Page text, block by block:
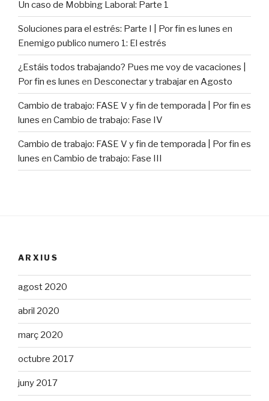
Un caso de Mobbing Laboral: Parte 1
Soluciones para el estrés: Parte I | Por fin es lunes en
Enemigo publico numero 1: El estrés
¿Estáis todos trabajando? Pues me voy de vacaciones |
Por fin es lunes en Desconectar y trabajar en Agosto
Cambio de trabajo: FASE V y fin de temporada | Por fin es
lunes en Cambio de trabajo: Fase IV
Cambio de trabajo: FASE V y fin de temporada | Por fin es
lunes en Cambio de trabajo: Fase III
ARXIUS
agost 2020
abril 2020
març 2020
octubre 2017
juny 2017